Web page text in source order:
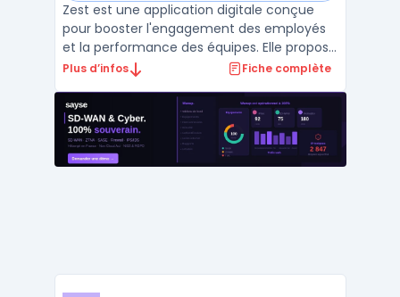
Zest est une application digitale conçue
pour booster l'engagement des employés
et la performance des équipes. Elle propose
des outils pour l'écoute, le partage, la
l'engagement en temps réel. Adaptée à
toutes tailles d'entreprises, Zest est
disponible en plus ...
Plus d’infos Fiche complète